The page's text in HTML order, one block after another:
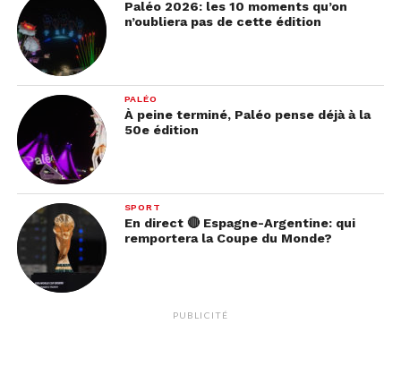
Paléo 2026: les 10 moments qu’on
n’oubliera pas de cette édition
PALÉO
À peine terminé, Paléo pense déjà à la
50e édition
SPORT
En direct 🔴 Espagne-Argentine: qui
remportera la Coupe du Monde?
PUBLICITÉ